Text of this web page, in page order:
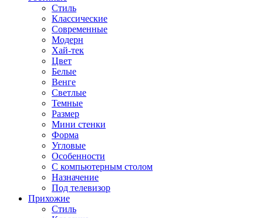
Стиль
Классические
Современные
Модерн
Хай-тек
Цвет
Белые
Венге
Светлые
Темные
Размер
Мини стенки
Форма
Угловые
Особенности
С компьютерным столом
Назначение
Под телевизор
Прихожие
Стиль